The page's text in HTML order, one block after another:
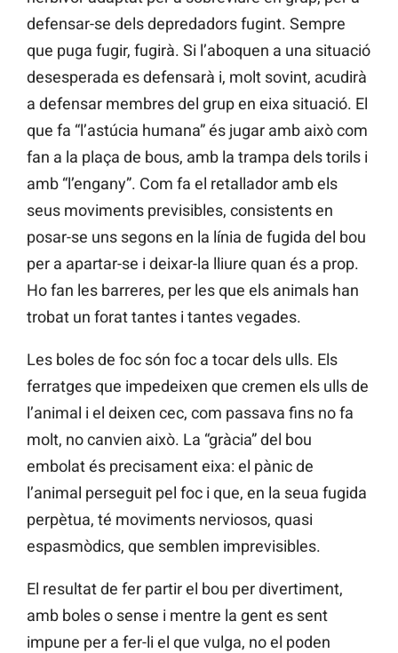
defensar-se dels depredadors fugint. Sempre
que puga fugir, fugirà. Si l’aboquen a una situació
desesperada es defensarà i, molt sovint, acudirà
a defensar membres del grup en eixa situació. El
que fa “l’astúcia humana” és jugar amb això com
fan a la plaça de bous, amb la trampa dels torils i
amb “l’engany”. Com fa el retallador amb els
seus moviments previsibles, consistents en
posar-se uns segons en la línia de fugida del bou
per a apartar-se i deixar-la lliure quan és a prop.
Ho fan les barreres, per les que els animals han
trobat un forat tantes i tantes vegades.
Les boles de foc són foc a tocar dels ulls. Els
ferratges que impedeixen que cremen els ulls de
l’animal i el deixen cec, com passava fins no fa
molt, no canvien això. La “gràcia” del bou
embolat és precisament eixa: el pànic de
l’animal perseguit pel foc i que, en la seua fugida
perpètua, té moviments nerviosos, quasi
espasmòdics, que semblen imprevisibles.
El resultat de fer partir el bou per divertiment,
amb boles o sense i mentre la gent es sent
impune per a fer-li el que vulga, no el poden